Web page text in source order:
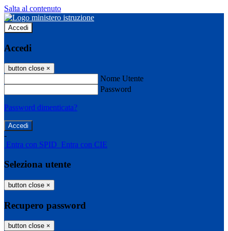
Salta al contenuto
Accedi
Accedi
button close ×
Nome Utente
Password
Password dimenticata?
-
Entra con SPID Entra con CIE
Seleziona utente
button close ×
Recupero password
button close ×